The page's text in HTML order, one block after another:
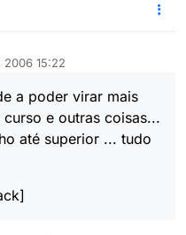
15:22
a poder virar mais
e outras coisas...
até superior ... tudo